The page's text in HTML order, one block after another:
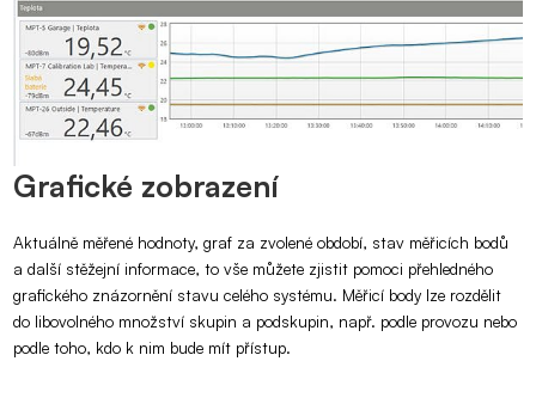
Grafické zobrazení
Aktuálně měřené hodnoty, graf za zvolené období, stav měřicích bodů
a další stěžejní informace, to vše můžete zjistit pomoci přehledného
grafického znázornění stavu celého systému. Měřicí body lze rozdělit
do libovolného množství skupin a podskupin, např. podle provozu nebo
podle toho, kdo k nim bude mít přístup.